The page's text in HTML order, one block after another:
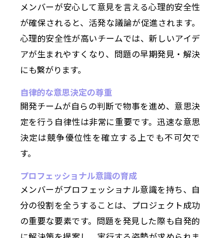
メンバーが安心して意見を言える心理的安全性
が確保されると、活発な議論が促進されます。
心理的安全性が高いチームでは、新しいアイデ
アが生まれやすくなり、問題の早期発見・解決
にも繋がります。
自律的な意思決定の尊重
開発チームが自らの判断で物事を進め、意思決
定を行う自律性は非常に重要です。迅速な意思
決定は競争優位性を確立する上でも不可欠で
す。
プロフェッショナル意識の育成
メンバーがプロフェッショナル意識を持ち、自
分の役割を全うすることは、プロジェクト成功
の重要な要素です。問題を発見した際も自発的